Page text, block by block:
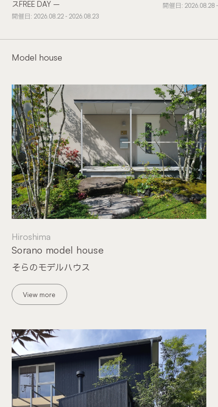
スFREE DAY –
開催日: 2026.08.22 - 2026.08.23
開催日: 2026.08.28
Model house
Hiroshima
そらのモデルハウス
Sorano model house
View more